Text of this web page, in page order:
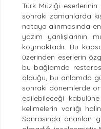
Türk Müziği
sonraki zamanlarda
notaya alınmasında
yazım
koymaktadır. Bu
üzerinden eserlerin
bu bağlamda
olduğu, bu anlamda
sonraki dönemlerde
edilebileceği
kelimelerin varlığı
Sonrasında